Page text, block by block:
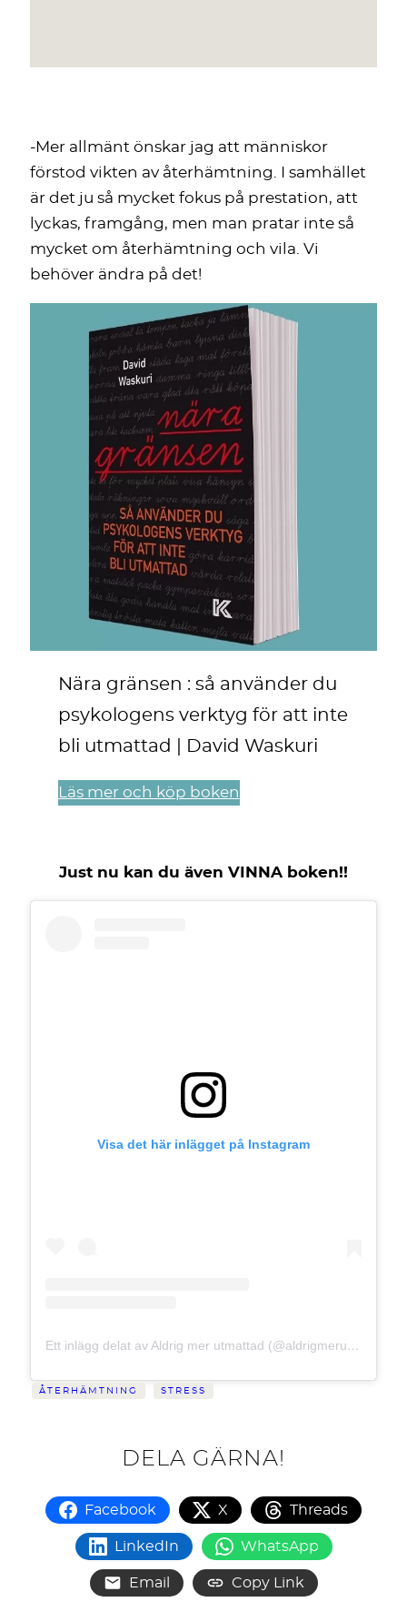
-Mer allmänt önskar jag att människor
förstod vikten av återhämtning. I samhället
är det ju så mycket fokus på prestation, att
lyckas, framgång, men man pratar inte så
mycket om återhämtning och vila. Vi
behöver ändra på det!
Nära gränsen : så använder du
psykologens verktyg för att inte
bli utmattad | David Waskuri
Läs mer och köp boken
Just nu kan du även VINNA boken!!
Visa det här inlägget på Instagram
Ett inlägg delat av Aldrig mer utmattad (@aldrigmerutmattad)
ÅTERHÄMTNING STRESS
DELA GÄRNA!
Facebook X Threads
LinkedIn WhatsApp
Email Copy Link